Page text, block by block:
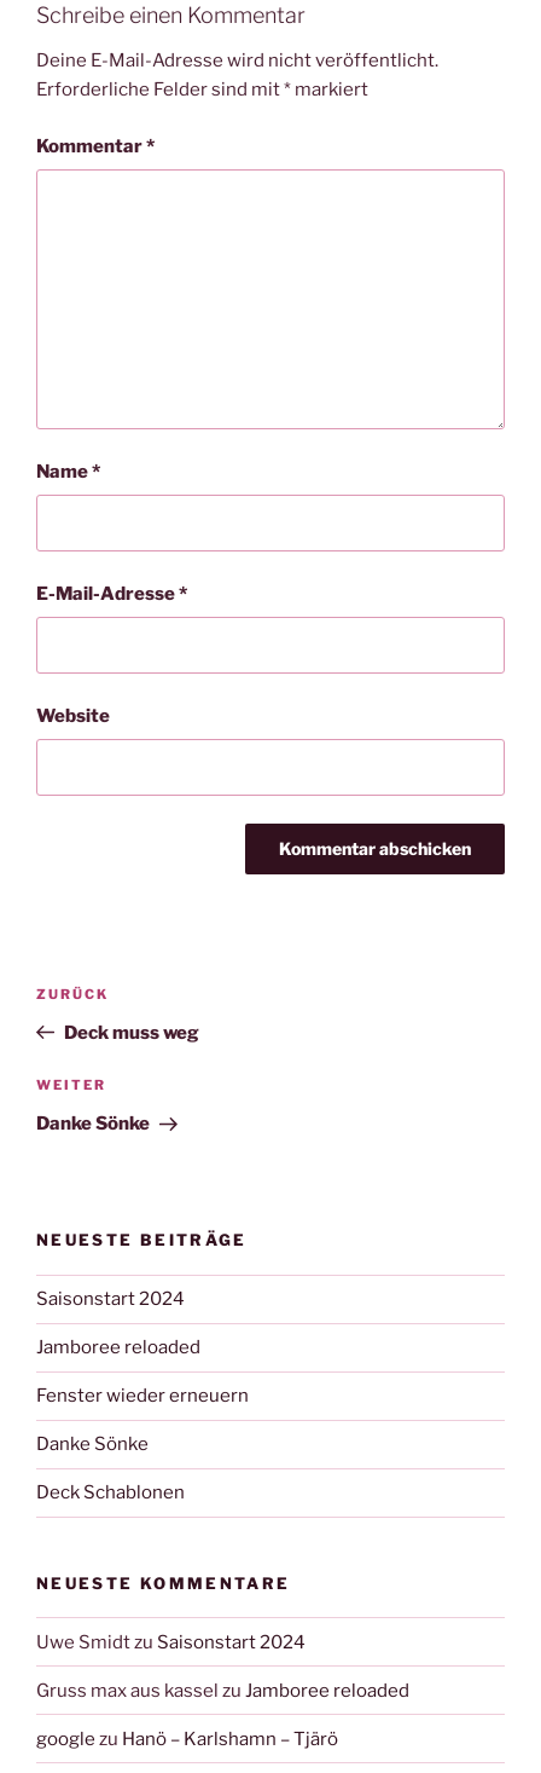
Schreibe einen Kommentar
Deine E-Mail-Adresse wird nicht veröffentlicht.
Erforderliche Felder sind mit* markiert
Kommentar*
Name*
E-Mail-Adresse*
Website
Beitragsnavigation
Vorheriger
Beitrag
ZURÜCK
Deck muss weg
Nächster
Beitrag
WEITER
Danke Sönke
NEUESTE BEITRÄGE
Saisonstart 2024
Jamboree reloaded
Fenster wieder erneuern
Danke Sönke
Deck Schablonen
NEUESTE KOMMENTARE
Uwe Smidtzu Saisonstart 2024
Gruss max aus kassel zu Jamboree reloaded
google zu Hanö – Karlshamn – Tjärö